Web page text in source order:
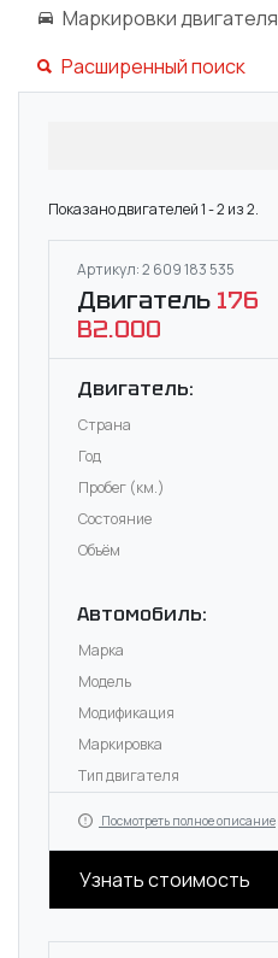
Маркировки двигателя
Расширенный поиск
Показано двигателей 1 - 2 из 2.
Артикул: 2 609 183 535
Двигатель 176
B2.000
Двигатель:
Страна
Год
Пробег (км.)
Состояние
Объём
Автомобиль:
Марка
Модель
Модификация
Маркировка
Тип двигателя
Посмотреть полное описание
Узнать стоимость